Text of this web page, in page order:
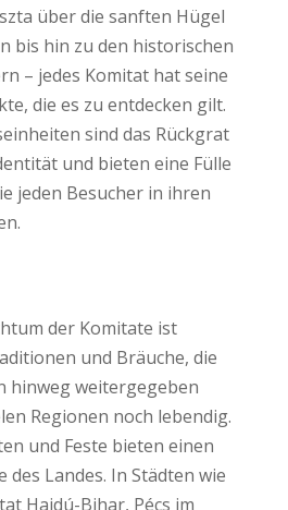
über die sanften Hügel
bis hin zu den historischen
– jedes Komitat hat seine
die es zu entdecken gilt.
sind das Rückgrat
und bieten eine Fülle
jeden Besucher in ihren
der Komitate ist
und Bräuche, die
hinweg weitergegeben
Regionen noch lebendig.
und Feste bieten einen
des Landes. In Städten wie
Hajdú-Bihar, Pécs im